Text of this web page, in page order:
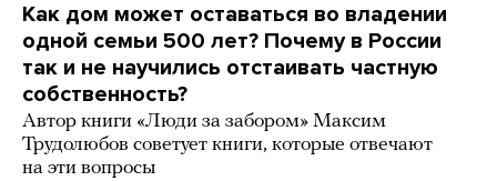
Как дом может оставаться во владении
одной семьи 500 лет? Почему в России
так и не научились отстаивать частную
собственность?
Автор книги «Люди за забором» Максим
Трудолюбов советует книги, которые отвечают
на эти вопросы